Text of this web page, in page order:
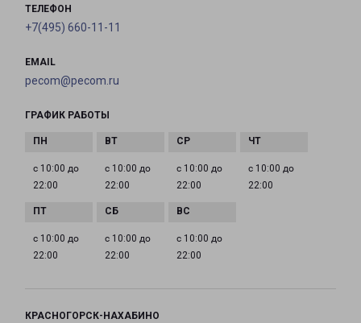
ТЕЛЕФОН
+7(495) 660-11-11
EMAIL
pecom@pecom.ru
ГРАФИК РАБОТЫ
с 10:00 до
22:00
с 10:00 до
22:00
с 10:00 до
22:00
с 10:00 до
22:00
с 10:00 до
22:00
с 10:00 до
22:00
с 10:00 до
22:00
КРАСНОГОРСК-НАХАБИНО